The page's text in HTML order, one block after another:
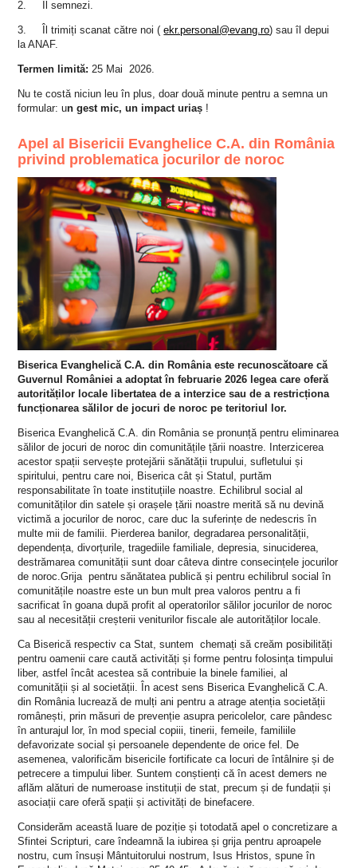
2. Îl semnezi.
3. Îl trimiți scanat către noi (ekr.personal@evang.ro) sau îl depui
la ANAF.
Termen limită: 25 Mai 2026.
Nu te costă niciun leu în plus, doar două minute pentru a semna un
formular: un gest mic, un impact uriaș !
Apel al Bisericii Evanghelice C.A. din România
privind problematica jocurilor de noroc
Biserica Evanghelică C.A. din România este recunoscătoare că
Guvernul României a adoptat în februarie 2026 legea care oferă
autorităților locale libertatea de a interzice sau de a restricționa
funcționarea sălilor de jocuri de noroc pe teritoriul lor.
Biserica Evanghelică C.A. din România se pronunță pentru eliminarea
sălilor de jocuri de noroc din comunitățile țării noastre. Interzicerea
acestor spații servește protejării sănătății trupului, sufletului și
spiritului, pentru care noi, Biserica cât și Statul, purtăm
responsabilitate în toate instituțiile noastre. Echilibrul social al
comunităților din satele și orașele țării noastre merită să nu devină
victimă a jocurilor de noroc, care duc la suferințe de nedescris în
multe mii de familii. Pierderea banilor, degradarea personalității,
dependența, divorțurile, tragediile familiale, depresia, sinuciderea,
destrămarea comunității sunt doar câteva dintre consecințele jocurilor
de noroc.Grija pentru sănătatea publică și pentru echilibrul social în
comunitățile noastre este un bun mult prea valoros pentru a fi
sacrificat în goana după profit al operatorilor sălilor jocurilor de noroc
sau al necesității creșterii veniturilor fiscale ale autorităților locale.
Ca Biserică respectiv ca Stat, suntem chemați să creăm posibilități
pentru oamenii care caută activități și forme pentru folosința timpului
liber, astfel încât acestea să contribuie la binele familiei, al
comunității și al societății. În acest sens Biserica Evanghelică C.A.
din România lucrează de mulți ani pentru a atrage atenția societății
românești, prin măsuri de prevenție asupra pericolelor, care pândesc
în anturajul lor, în mod special copiii, tinerii, femeile, familiile
defavorizate social și persoanele dependente de orice fel. De
asemenea, valorificăm bisericile fortificate ca locuri de întâlnire și de
petrecere a timpului liber. Suntem conștienți că în acest demers ne
aflăm alături de numeroase instituții de stat, precum și de fundații și
asociații care oferă spații și activități de binefacere.
Considerăm această luare de poziție și totodată apel o concretizare a
Sfintei Scripturi, care îndeamnă la iubirea și grija pentru aproapele
nostru, cum însuși Mântuitorului nostrum, Isus Hristos, spune în